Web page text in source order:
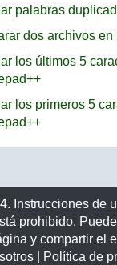
palabras
dos archivos en
los últimos 5
los primeros 5
Instrucciones de
prohibido.
y compartir el
| Política de